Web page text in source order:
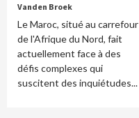
Vanden Broek
Le Maroc, situé au carrefour
de l'Afrique du Nord, fait
actuellement face à des
défis complexes qui
suscitent des inquiétudes...